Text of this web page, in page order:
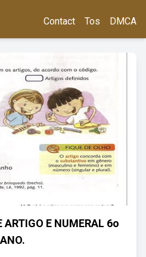
Contact Tos DMCA
ARTIGO E NUMERAL 6o
ANO.